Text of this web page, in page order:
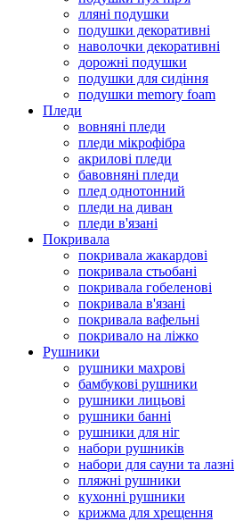
лляні подушки
подушки декоративні
наволочки декоративні
дорожні подушки
подушки для сидіння
подушки memory foam
Пледи
вовняні пледи
пледи мікрофібра
акрилові пледи
бавовняні пледи
плед однотонний
пледи на диван
пледи в'язані
Покривала
покривала жакардові
покривала стьобані
покривала гобеленові
покривала в'язані
покривала вафельні
покривало на ліжко
Рушники
рушники махрові
бамбукові рушники
рушники лицьові
рушники банні
рушники для ніг
набори рушників
набори для сауни та лазні
пляжні рушники
кухонні рушники
крижма для хрещення